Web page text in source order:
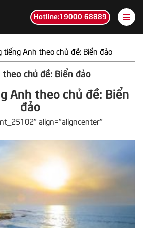
Hotline:19000 68889
tiếng Anh theo chủ đề: Biển đảo
chủ đề: Biển đảo
Anh theo chủ đề: Biển
đảo
align="aligncenter"